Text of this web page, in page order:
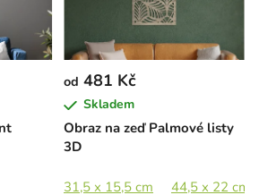
Obraz na zeď Palmové listy
3D
od 481 Kč
Skladem
31,5 x 15,5 cm 44,5 x 22 cm